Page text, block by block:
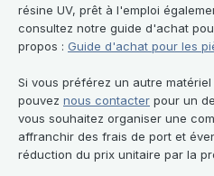
résine UV, prêt à l'emploi
consultez notre guide d'achat
propos : Guide d'achat pour les
Si vous préférez un autre
pouvez nous contacter pour un
vous souhaitez organiser une
affranchir des frais de port et
réduction du prix unitaire par la